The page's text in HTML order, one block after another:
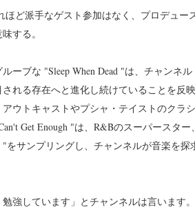
ほど派手なゲスト参加はなく、プロデュ
する。
ーブな "Sleep When Dead "は、チャンネ
れる存在へと進化し続けていることを反
ウトキャストやプシャ・テイストのクラ
Get Enough "は、R&Bのスーパースタ
"をサンプリングし、チャンネルが音楽を
勉強しています」とチャンネルは言います